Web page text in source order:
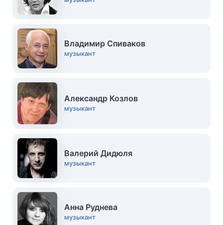
Владимир Спиваков
музыкант
Александр Козлов
музыкант
Валерий Дидюля
музыкант
Анна Руднева
музыкант